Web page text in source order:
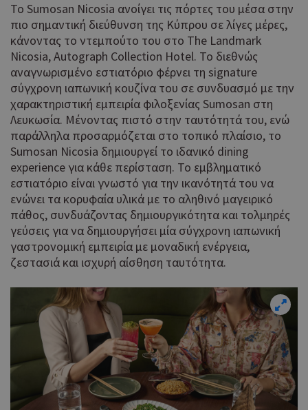
Το Sumosan Nicosia ανοίγει τις πόρτες του μέσα στην
πιο σημαντική διεύθυνση της Κύπρου σε λίγες μέρες,
κάνοντας το ντεμπούτο του στο The Landmark
Nicosia, Autograph Collection Hotel. Το διεθνώς
αναγνωρισμένο εστιατόριο φέρνει τη signature
σύγχρονη ιαπωνική κουζίνα του σε συνδυασμό με την
χαρακτηριστική εμπειρία φιλοξενίας Sumosan στη
Λευκωσία. Μένοντας πιστό στην ταυτότητά του, ενώ
παράλληλα προσαρμόζεται στο τοπικό πλαίσιο, το
Sumosan Nicosia δημιουργεί το ιδανικό dining
experience για κάθε περίσταση. Το εμβληματικό
εστιατόριο είναι γνωστό για την ικανότητά του να
ενώνει τα κορυφαία υλικά με το αληθινό μαγειρικό
πάθος, συνδυάζοντας δημιουργικότητα και τολμηρές
γεύσεις για να δημιουργήσει μία σύγχρονη ιαπωνική
γαστρονομική εμπειρία με μοναδική ενέργεια,
ζεστασιά και ισχυρή αίσθηση ταυτότητα.